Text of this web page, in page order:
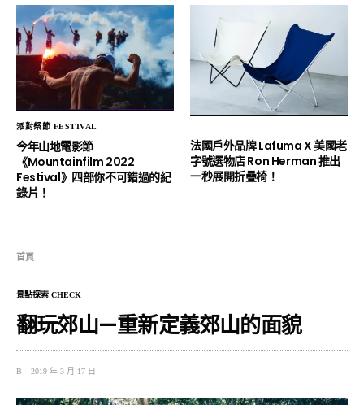
派對祭節 FESTIVAL
今年山地電影節
《Mountainfilm 2022
Festival》四部你不可錯過的紀
錄片！
法國戶外品牌 Lafuma X 美國老
字號選物店 Ron Herman 推出
一秒展開折疊椅！
首頁
景點探索 CHECK
翻玩郊山—重新定義郊山的面貌
B 2019 年 3 月 17 日